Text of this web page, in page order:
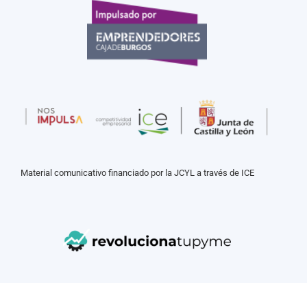
Material comunicativo financiado por la JCYL a través de ICE